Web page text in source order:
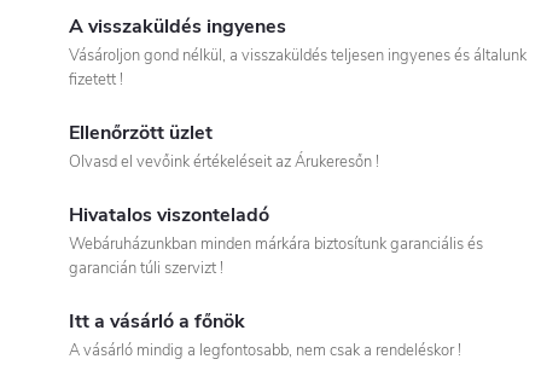
A visszaküldés ingyenes
Vásároljon gond nélkül, a visszaküldés teljesen ingyenes és általunk
fizetett !
Ellenőrzött üzlet
Olvasd el vevőink értékeléseit az Árukeresőn !
Hivatalos viszonteladó
Webáruházunkban minden márkára biztosítunk garanciális és
garancián túli szervizt !
Itt a vásárló a főnök
A vásárló mindig a legfontosabb, nem csak a rendeléskor !